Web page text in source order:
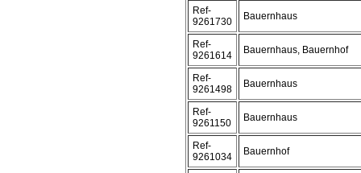
Ref-
9261730
Bauernhaus
Ref-
9261614
Bauernhaus, Bauernhof
Ref-
9261498
Bauernhaus
Ref-
9261150
Bauernhaus
Ref-
9261034
Bauernhof